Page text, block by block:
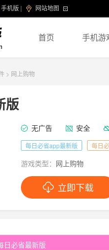
手机版 网站地图
首页 手机游
> 网上购物
版
无广告 安全
每日必省app最新版 每日
游戏类型： 网上购物
立即下载
日必省最新版